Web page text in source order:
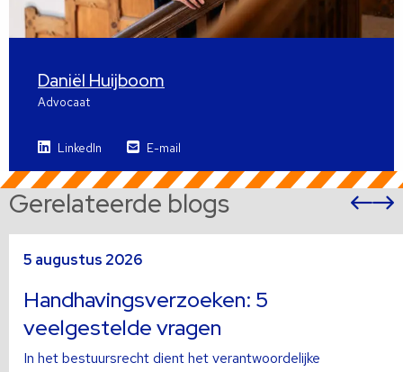
Daniël Huijboom
Advocaat
LinkedIn E-mail
Gerelateerde blogs
5 augustus 2026
Handhavingsverzoeken: 5
veelgestelde vragen
In het bestuursrecht dient het verantwoordelijke
meer